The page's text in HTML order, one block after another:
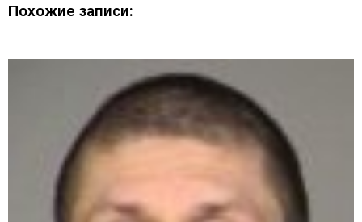
Похожие записи: